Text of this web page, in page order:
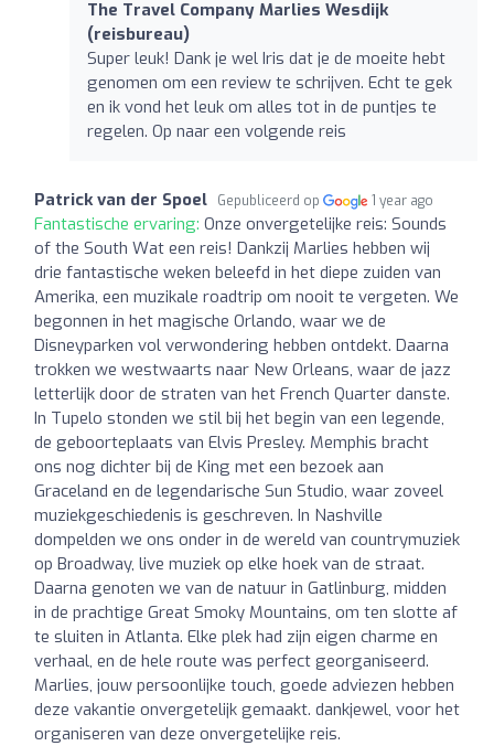
The Travel Company Marlies Wesdijk
(reisbureau)
Super leuk! Dank je wel Iris dat je de moeite hebt
genomen om een review te schrijven. Echt te gek
en ik vond het leuk om alles tot in de puntjes te
regelen. Op naar een volgende reis
Patrick van der Spoel Gepubliceerd op 1 year ago
Fantastische ervaring: Onze onvergetelijke reis: Sounds
of the South Wat een reis! Dankzij Marlies hebben wij
drie fantastische weken beleefd in het diepe zuiden van
Amerika, een muzikale roadtrip om nooit te vergeten. We
begonnen in het magische Orlando, waar we de
Disneyparken vol verwondering hebben ontdekt. Daarna
trokken we westwaarts naar New Orleans, waar de jazz
letterlijk door de straten van het French Quarter danste.
In Tupelo stonden we stil bij het begin van een legende,
de geboorteplaats van Elvis Presley. Memphis bracht
ons nog dichter bij de King met een bezoek aan
Graceland en de legendarische Sun Studio, waar zoveel
muziekgeschiedenis is geschreven. In Nashville
dompelden we ons onder in de wereld van countrymuziek
op Broadway, live muziek op elke hoek van de straat.
Daarna genoten we van de natuur in Gatlinburg, midden
in de prachtige Great Smoky Mountains, om ten slotte af
te sluiten in Atlanta. Elke plek had zijn eigen charme en
verhaal, en de hele route was perfect georganiseerd.
Marlies, jouw persoonlijke touch, goede adviezen hebben
deze vakantie onvergetelijk gemaakt. dankjewel, voor het
organiseren van deze onvergetelijke reis.